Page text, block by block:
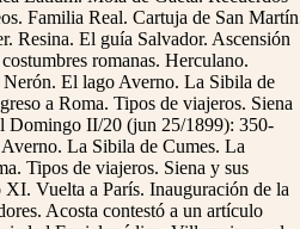
Familia Real. Cartuja de San
Resina. El guía Salvador. Ascensión
romanas. Herculano.
Nerón. El lago Averno. La Sibila de
a Roma. Tipos de viajeros. Siena
Domingo II/20 (jun 25/1899): 350-
La Sibila de Cumes. La
Tipos de viajeros. Siena y sus
XI. Vuelta a París. Inauguración de la
Acosta contestó a un artículo